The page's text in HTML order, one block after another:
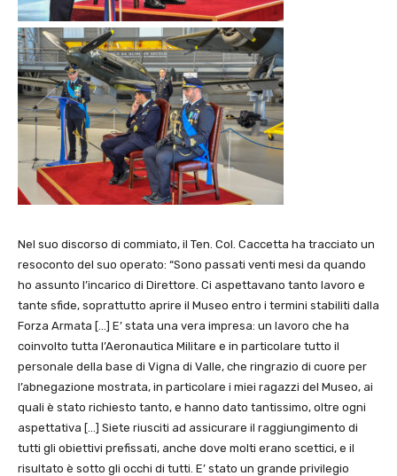
Nel suo discorso di commiato, il Ten. Col. Caccetta ha tracciato un
resoconto del suo operato: “Sono passati venti mesi da quando
ho assunto l’incarico di Direttore. Ci aspettavano tanto lavoro e
tante sfide, soprattutto aprire il Museo entro i termini stabiliti dalla
Forza Armata […] E’ stata una vera impresa: un lavoro che ha
coinvolto tutta l’Aeronautica Militare e in particolare tutto il
personale della base di Vigna di Valle, che ringrazio di cuore per
l’abnegazione mostrata, in particolare i miei ragazzi del Museo, ai
quali è stato richiesto tanto, e hanno dato tantissimo, oltre ogni
aspettativa […] Siete riusciti ad assicurare il raggiungimento di
tutti gli obiettivi prefissati, anche dove molti erano scettici, e il
risultato è sotto gli occhi di tutti. E’ stato un grande privilegio